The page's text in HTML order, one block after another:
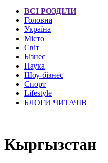
ВСІ РОЗДІЛИ
Головна
Україна
Місто
Світ
Бізнес
Наука
Шоу-бізнес
Спорт
Lifestyle
БЛОГИ ЧИТАЧІВ
Кыргызстан